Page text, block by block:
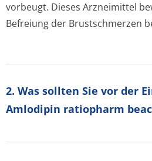
vorbeugt. Dieses Arzneimittel
Befreiung der Brustschmerzen
2. Was sollten Sie vor der
Amlodipin ratiopharm